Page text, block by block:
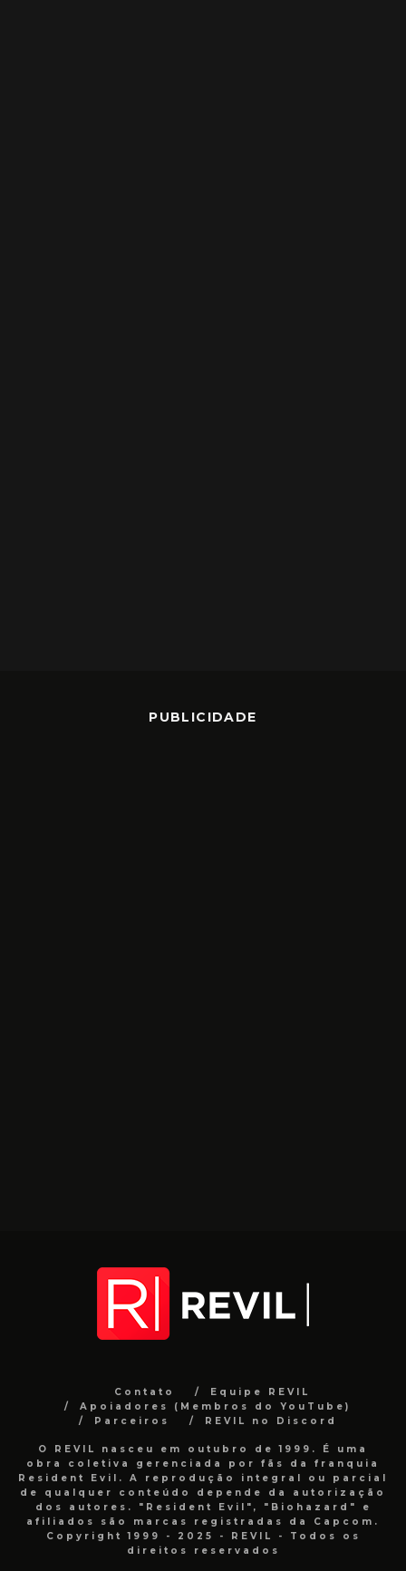
PUBLICIDADE
Contato
Equipe REVIL
Apoiadores (Membros do YouTube)
Parceiros
REVIL no Discord
O REVIL nasceu em outubro de 1999. É uma
obra coletiva gerenciada por fãs da franquia
Resident Evil. A reprodução integral ou parcial
de qualquer conteúdo depende da autorização
dos autores. "Resident Evil", "Biohazard" e
afiliados são marcas registradas da Capcom.
Copyright 1999 - 2025 - REVIL - Todos os
direitos reservados